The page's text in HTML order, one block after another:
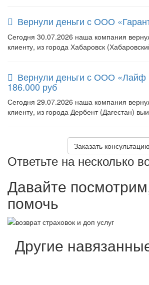
Вернули деньги с ООО
Сегодня 30.07.2026 наша компания
клиенту, из города Хабаровск
Вернули деньги с ООО
186.000 руб
Сегодня 29.07.2026 наша компания
клиенту, из города Дербент (Дагестан)
Заказать консультацию
Ответьте на несколько
Давайте
помочь
Другие